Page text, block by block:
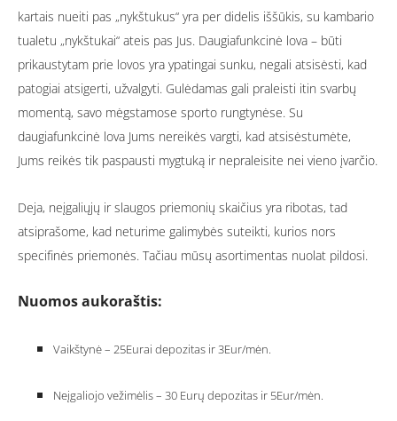
kartais nueiti pas „nykštukus“ yra per didelis iššūkis, su kambario
tualetu „nykštukai“ ateis pas Jus. Daugiafunkcinė lova – būti
prikaustytam prie lovos yra ypatingai sunku, negali atsisėsti, kad
patogiai atsigerti, užvalgyti. Gulėdamas gali praleisti itin svarbų
momentą, savo mėgstamose sporto rungtynėse. Su
daugiafunkcinė lova Jums nereikės vargti, kad atsisėstumėte,
Jums reikės tik paspausti mygtuką ir nepraleisite nei vieno įvarčio.
Deja, neįgaliųjų ir slaugos priemonių skaičius yra ribotas, tad
atsiprašome, kad neturime galimybės suteikti, kurios nors
specifinės priemonės. Tačiau mūsų asortimentas nuolat pildosi.
Nuomos aukoraštis:
Vaikštynė – 25Eurai depozitas ir 3Eur/mėn.
Neįgaliojo vežimėlis – 30 Eurų depozitas ir 5Eur/mėn.